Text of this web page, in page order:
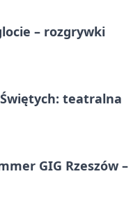
– rozgrywki
teatralna
GIG Rzeszów –